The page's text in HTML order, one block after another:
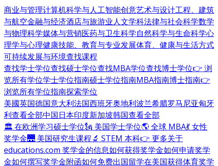
商业与管理计算机科学与人工智能创意艺术与设计工程、建筑
与航空金融与经济酒店与旅游业人文学科法律与社会科学数学
与物理科学媒体与营销医药与卫生科学自然科学与生命科学心
理学与心理健康技能、教育与专业发展体育、健康与生活方式
可持续发展与环境查找课程
查找学士学位查找硕士学位查找MBA学位查找博士学位👉 浏
览所有学位学士学位指南硕士学位指南MBA指南博士指南👉
浏览所有学位指南探索学位
美國英国德国意大利法国西班牙奥地利波兰希腊罗马尼亚匈牙
利查看全部中国日本印度新加坡韩国查看全部
🏛 在欧洲学习硕士学位🗽 美国学士学位🌎 全球 MBA💃 女性
奖学金🌉 美国研究生课程🔬 STEM 本科👉 更多关于
educations.com 奖学金的信息如何获得奖学金如何申请奖学
金如何撰写奖学金附函如何免费出国留学在美国获得体育奖学